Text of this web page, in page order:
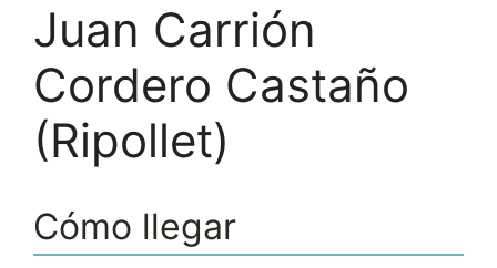
Juan Carrión
Cordero Castaño
(Ripollet)
Cómo llegar